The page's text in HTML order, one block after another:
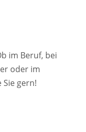
im Beruf, bei
oder im
gern!